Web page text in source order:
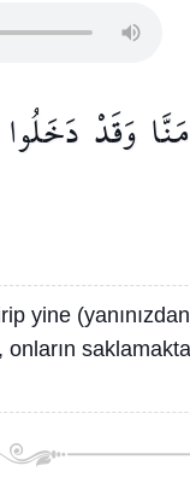
وَقَدْ دَخَلُوا
yine